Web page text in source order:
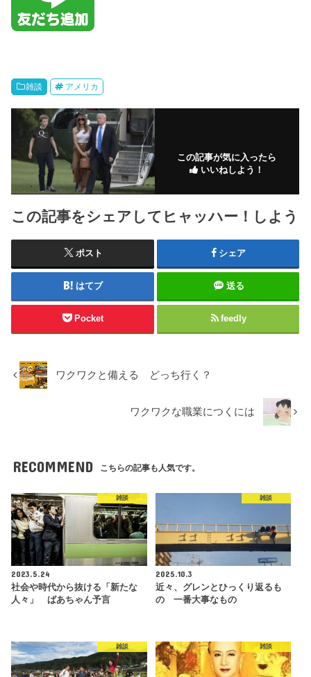
雑談 アメリカ
この記事が気に入ったら
いいねしよう！
この記事をシェアしてヒャッハー！しよう
ポスト シェア
はてブ 送る
Pocket feedly
ワクワクと備える どっち行く？
ワクワクな職業につくには
RECOMMEND こちらの記事も人気です。
雑談
2023.5.24
社会や時代から抜ける「新たな
人々」 ばあちゃん予言
雑談
2025.10.3
近々、グレンとひっくり返るも
の 一番大事なもの
雑談 雑談